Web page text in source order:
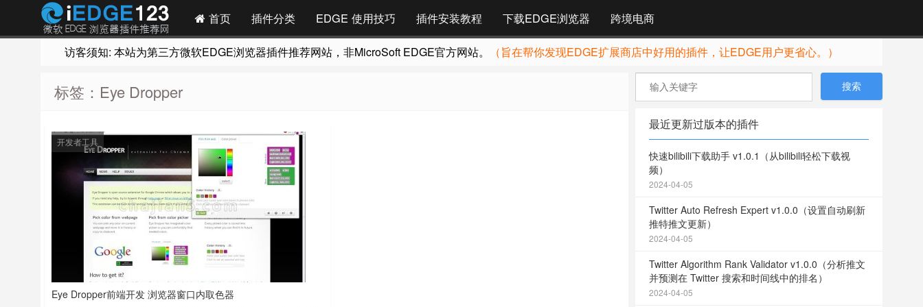
首页 插件分类 EDGE 使用技巧 插件安装教程 下载EDGE浏览器 跨境电商
访客须知: 本站为第三方微软EDGE浏览器插件推荐网站，非MicroSoft EDGE官方网站。 （旨在帮你发现EDGE扩展商店中好用的插件，让EDGE用户更省心。）
标签：Eye Dropper
开发者工具
Eye Dropper前端开发 浏览器窗口内取色器
最近更新过版本的插件
快速bilibili下载助手 v1.0.1（从bilibili轻松下载视
频）
2024-04-05
Twitter Auto Refresh Expert v1.0.0（设置自动刷新
推特推文更新）
2024-04-05
Twitter Algorithm Rank Validator v1.0.0（分析推文
并预测在 Twitter 搜索和时间线中的排名）
2024-04-05